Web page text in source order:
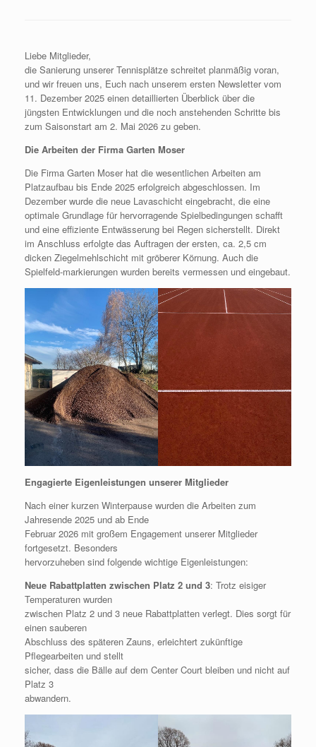
Liebe Mitglieder,
die Sanierung unserer Tennisplätze schreitet planmäßig voran,
und wir freuen uns, Euch nach unserem ersten Newsletter vom
11. Dezember 2025 einen detaillierten Überblick über die
jüngsten Entwicklungen und die noch anstehenden Schritte bis
zum Saisonstart am 2. Mai 2026 zu geben.
Die Arbeiten der Firma Garten Moser
Die Firma Garten Moser hat die wesentlichen Arbeiten am
Platzaufbau bis Ende 2025 erfolgreich abgeschlossen. Im
Dezember wurde die neue Lavaschicht eingebracht, die eine
optimale Grundlage für hervorragende Spielbedingungen schafft
und eine effiziente Entwässerung bei Regen sicherstellt. Direkt
im Anschluss erfolgte das Auftragen der ersten, ca. 2,5 cm
dicken Ziegelmehlschicht mit gröberer Körnung. Auch die
Spielfeld-markierungen wurden bereits vermessen und eingebaut.
Engagierte Eigenleistungen unserer Mitglieder
Nach einer kurzen Winterpause wurden die Arbeiten zum
Jahresende 2025 und ab Ende
Februar 2026 mit großem Engagement unserer Mitglieder
fortgesetzt. Besonders
hervorzuheben sind folgende wichtige Eigenleistungen:
Neue Rabattplatten zwischen Platz 2 und 3: Trotz eisiger
Temperaturen wurden
zwischen Platz 2 und 3 neue Rabattplatten verlegt. Dies sorgt für
einen sauberen
Abschluss des späteren Zauns, erleichtert zukünftige
Pflegearbeiten und stellt
sicher, dass die Bälle auf dem Center Court bleiben und nicht auf
Platz 3
abwandern.